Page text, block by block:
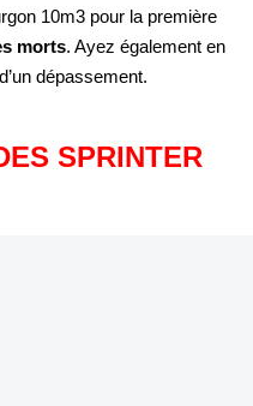
10m3 pour la première
morts. Ayez également en
dépassement.
SPRINTER